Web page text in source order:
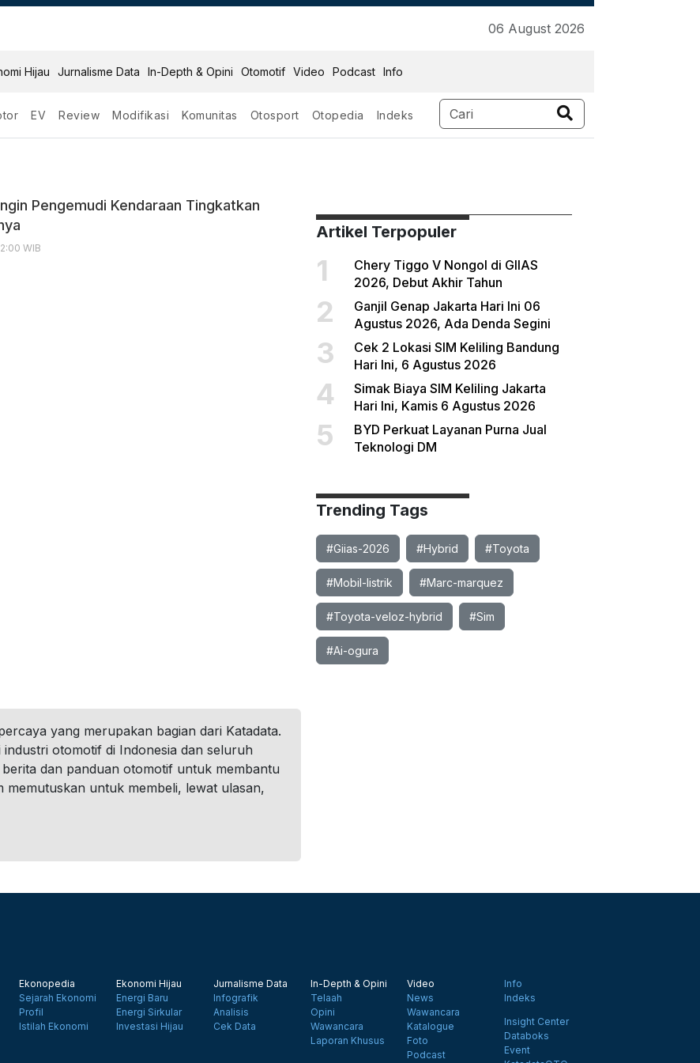
06 August 2026
Hijau Jurnalisme Data In-Depth & Opini Otomotif Video Podcast Info
EV Review Modifikasi Komunitas Otosport Otopedia Indeks
Pengemudi Kendaraan Tingkatkan
WIB
Artikel Terpopuler
1
Chery Tiggo V Nongol di GIIAS
2026, Debut Akhir Tahun
2
Ganjil Genap Jakarta Hari Ini 06
Agustus 2026, Ada Denda Segini
3
Cek 2 Lokasi SIM Keliling Bandung
Hari Ini, 6 Agustus 2026
4
Simak Biaya SIM Keliling Jakarta
Hari Ini, Kamis 6 Agustus 2026
5
BYD Perkuat Layanan Purna Jual
Teknologi DM
Trending Tags
#Giias-2026 #Hybrid #Toyota
#Mobil-listrik #Marc-marquez
#Toyota-veloz-hybrid #Sim
#Ai-ogura
yang merupakan bagian dari Katadata.
otomotif di Indonesia dan seluruh
dan panduan otomotif untuk membantu
untuk membeli, lewat ulasan,
Ekonopedia
Sejarah Ekonomi
Profil
Istilah Ekonomi
Ekonomi Hijau
Energi Baru
Energi Sirkular
Investasi Hijau
Jurnalisme Data
Infografik
Analisis
Cek Data
In-Depth & Opini
Telaah
Opini
Wawancara
Laporan Khusus
Video
News
Wawancara
Katalogue
Foto
Podcast
Info
Indeks
Insight Center
Databoks
Event